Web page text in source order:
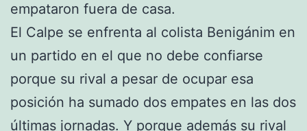
empataron fuera de casa.
El Calpe se enfrenta al colista Benigánim en
un partido en el que no debe confiarse
porque su rival a pesar de ocupar esa
posición ha sumado dos empates en las dos
últimas jornadas. Y porque además su rival